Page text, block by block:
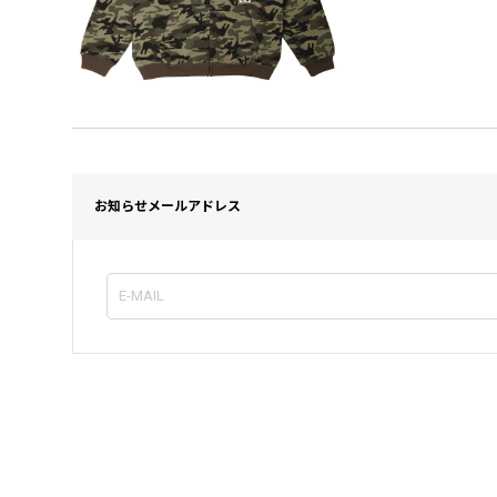
お知らせメールアドレス